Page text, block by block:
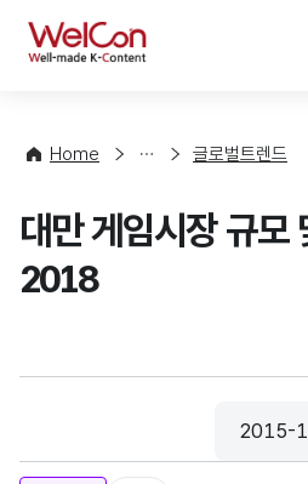
WelCon
Home
향
계
글로벌트렌드
대만 게임시장 규
2018
등록일
2015-